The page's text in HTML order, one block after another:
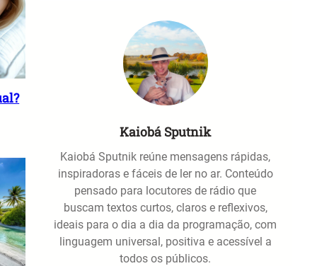
Kaiobá Sputnik
Kaiobá Sputnik reúne mensagens rápidas,
inspiradoras e fáceis de ler no ar. Conteúdo
pensado para locutores de rádio que
buscam textos curtos, claros e reflexivos,
ideais para o dia a dia da programação, com
linguagem universal, positiva e acessível a
todos os públicos.